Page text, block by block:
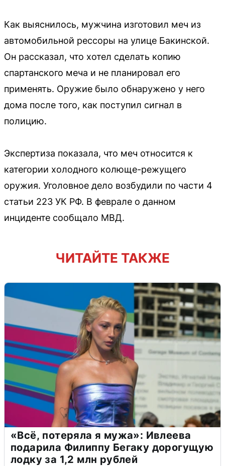
Как выяснилось, мужчина изготовил меч из
автомобильной рессоры на улице Бакинской.
Он рассказал, что хотел сделать копию
спартанского меча и не планировал его
применять. Оружие было обнаружено у него
дома после того, как поступил сигнал в
полицию.
Экспертиза показала, что меч относится к
категории холодного колюще-режущего
оружия. Уголовное дело возбудили по части 4
статьи 223 УК РФ. В феврале о данном
инциденте сообщало МВД.
ЧИТАЙТЕ ТАКЖЕ
«Всё, потеряла я мужа»: Ивлеева
подарила Филиппу Бегаку дорогущую
лодку за 1,2 млн рублей